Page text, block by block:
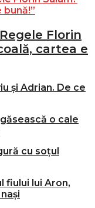
Florin
cartea e
și Adrian. De ce
o cale
cu soțul
fiului lui Aron,